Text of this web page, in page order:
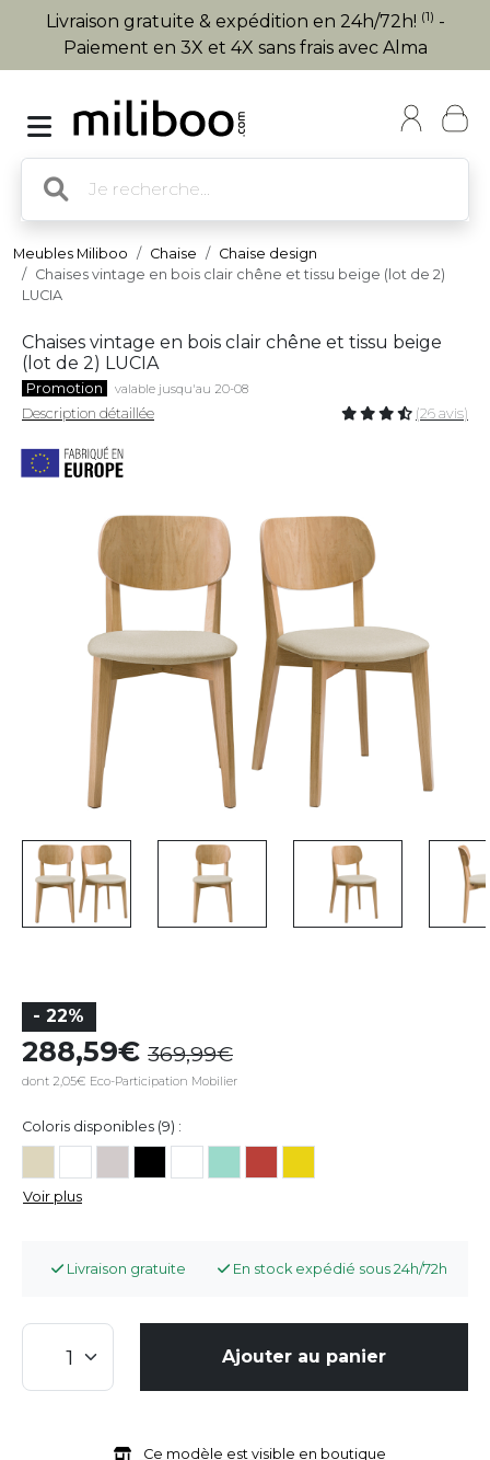
Livraison gratuite & expédition en 24h/72h! (1) -
Paiement en 3X et 4X sans frais avec Alma
Meubles Miliboo Chaise
Chaise design
Chaises vintage en bois clair chêne et tissu beige (lot de 2)
LUCIA
Chaises vintage en bois clair chêne et tissu beige
(lot de 2) LUCIA
Promotion valable jusqu'au 20-08
Description détaillée (26 avis)
- 22%
288,59 369,99
dont 2,05€ Eco-Participation Mobilier
Coloris disponibles (9) :
Voir plus
Livraison gratuite En stock expédié sous 24h/72h
Ajouter au panier
Ce modèle est visible en boutique